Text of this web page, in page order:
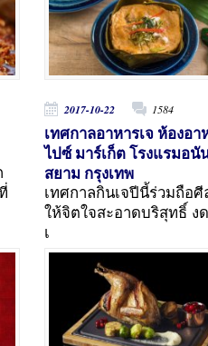
2017-10-22 1584
เทศกาลอาหารเจ ห้องอา
ไปซ์ มาร์เก็ต โรงแรมอนั
สยาม กรุงเทพ
เทศกาลกินเจปีนี้ร่วมถือศี
ให้จิตใจสะอาดบริสุทธิ์ ง
เ